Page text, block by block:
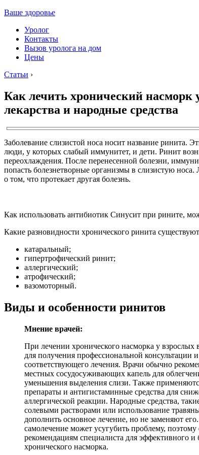
Ваше здоровье
Уролог
Контакты
Вызов уролога на дом
Цены
Статьи ›
Как лечить хронический насморк
лекарства и народные средства
Заболевание слизистой носа носит название ринита.
люди, у которых слабый иммунитет, и дети. Ринит
переохлаждения. После перенесенной болезни,
попасть болезнетворные организмы в слизистую носа.
о том, что протекает другая болезнь.
Как использовать антибиотик Синусит при рините,
Какие разновидности хронического ринита
катаральный;
гипертрофический ринит;
аллергический;
атрофический;
вазомоторный.
Виды и особенности ринитов
Мнение врачей:
При лечении хронического насморка у взрослых
для получения профессиональной консультации
соответствующего лечения. Врачи обычно
местных сосудосуживающих капель для
уменьшения выделения слизи. Также
препараты и антигистаминные средства для
аллергической реакции. Народные средства,
солевыми растворами или использование
дополнить основное лечение, но не заменяют
самолечение может усугубить проблему, поэтому
рекомендациям специалиста для эффективного и
хронического насморка.